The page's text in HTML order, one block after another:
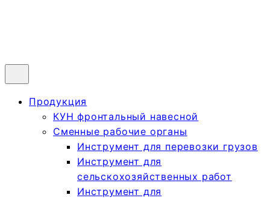
Продукция
КУН фронтальный навесной
Сменные рабочие органы
Инструмент для перевозки грузов
Инструмент для
сельскохозяйственных работ
Инструмент для